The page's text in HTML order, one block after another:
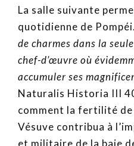
La salle suivante
quotidienne de
de charmes dans la
chef-d’œuvre où
accumuler ses
Naturalis Historia III
comment la fertilité de
Vésuve contribua à
et militaire de la baie